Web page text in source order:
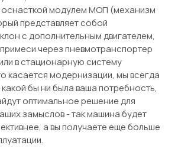
оснасткой модулем МОП (механизм
представляет собой
с дополнительным двигателем,
через пневмотранспортер
в стационарную систему
касается модернизации, мы всегда
бы ни была ваша потребность,
оптимальное решение для
замыслов - так машина будет
а вы получаете еще больше